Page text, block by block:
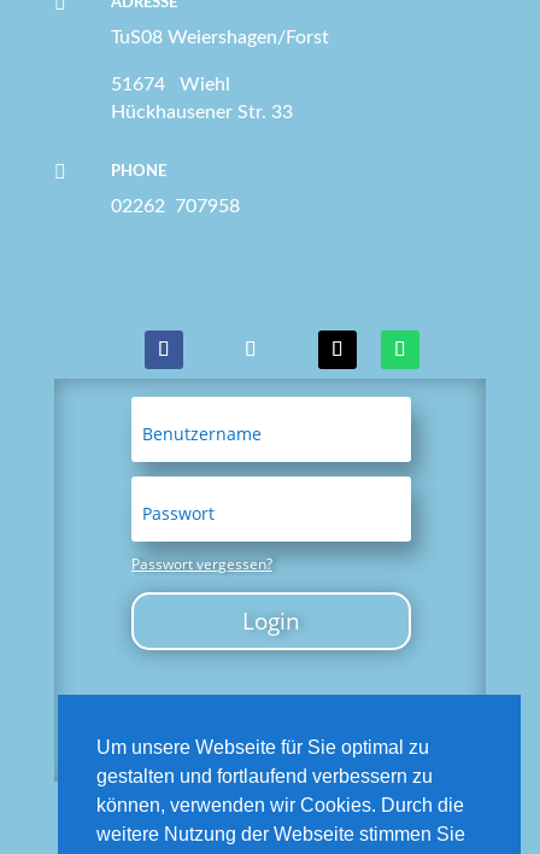
Um unsere Webseite für Sie optimal zu
gestalten und fortlaufend verbessern zu
können, verwenden wir Cookies. Durch die
weitere Nutzung der Webseite stimmen Sie
ADRESSE
TuS08 Weiershagen/Forst
51674 Wiehl
Hückhausener Str. 33
 PHONE
02262 707958
Passwort vergessen?
Login